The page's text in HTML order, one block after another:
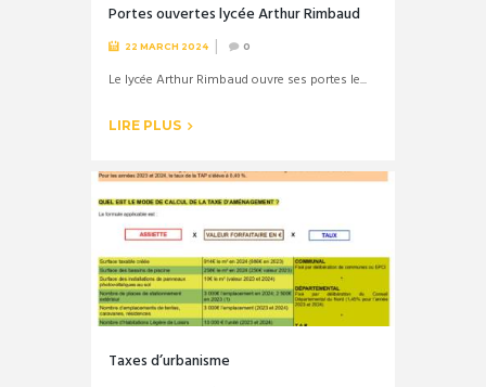
Portes ouvertes lycée Arthur Rimbaud
22 MARCH 2024 0
Le lycée Arthur Rimbaud ouvre ses portes le...
LIRE PLUS
Taxes d’urbanisme